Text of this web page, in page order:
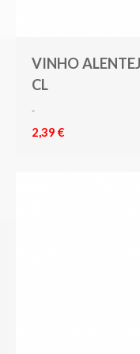
VINHO
CL
-
2,39 €